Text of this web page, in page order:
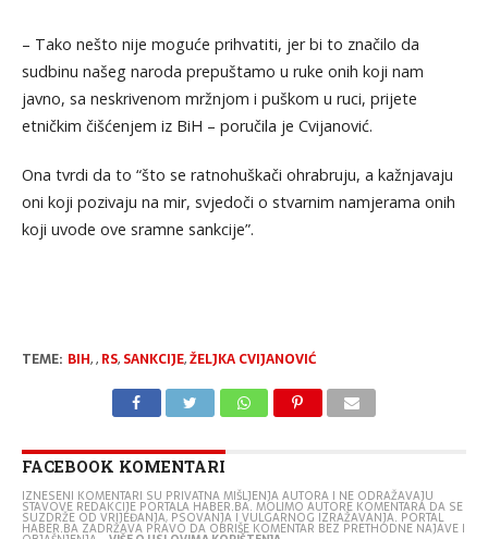
– Tako nešto nije moguće prihvatiti, jer bi to značilo da
sudbinu našeg naroda prepuštamo u ruke onih koji nam
javno, sa neskrivenom mržnjom i puškom u ruci, prijete
etničkim čišćenjem iz BiH – poručila je Cvijanović.
Ona tvrdi da to “što se ratnohuškači ohrabruju, a kažnjavaju
oni koji pozivaju na mir, svjedoči o stvarnim namjerama onih
koji uvode ove sramne sankcije”.
TEME: BIH,, RS, SANKCIJE,ŽELJKA CVIJANOVIĆ
FACEBOOK KOMENTARI
IZNESENI KOMENTARI SU PRIVATNA MIŠLJENJA AUTORA I NE ODRAŽAVAJU
STAVOVE REDAKCIJE PORTALA HABER.BA. MOLIMO AUTORE KOMENTARA DA SE
SUZDRŽE OD VRIJEĐANJA, PSOVANJA I VULGARNOG IZRAŽAVANJA. PORTAL
HABER.BA ZADRŽAVA PRAVO DA OBRIŠE KOMENTAR BEZ PRETHODNE NAJAVE I